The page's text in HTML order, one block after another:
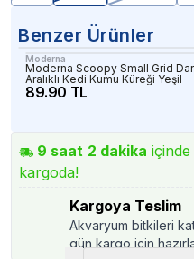
Benzer Ürünler
Moderna
Moderna Scoopy Small Grid Dar
Aralıklı Kedi Kumu Küreği Yeşil
89.90 TL
9 saat 2 dakika
kargoda!
Kargoya Teslim
Akvaryum bitkileri
gün kargo için